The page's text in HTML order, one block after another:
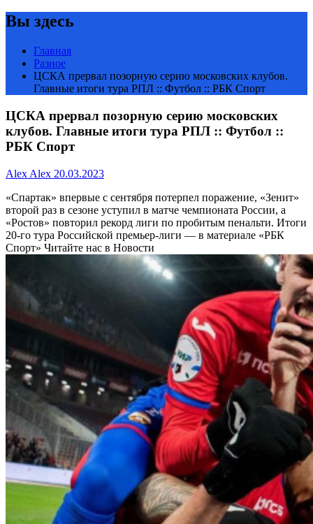
Вы здесь
Главная
Разное
ЦСКА прервал позорную серию московских клубов.
Главные итоги тура РПЛ :: Футбол :: РБК Спорт
ЦСКА прервал позорную серию московских
клубов. Главные итоги тура РПЛ :: Футбол ::
РБК Спорт
Alex Alex 20.03.2023
«Спартак» впервые с сентября потерпел поражение, «Зенит»
второй раз в сезоне уступил в матче чемпионата России, а
«Ростов» повторил рекорд лиги по пробитым пенальти. Итоги
20-го тура Российской премьер-лиги — в материале «РБК
Спорт» Читайте нас в Новости